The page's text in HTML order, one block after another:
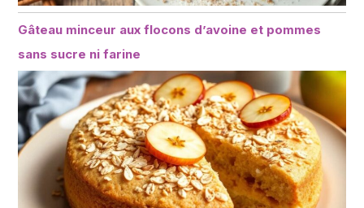
Gâteau minceur aux flocons d’avoine et pommes
sans sucre ni farine